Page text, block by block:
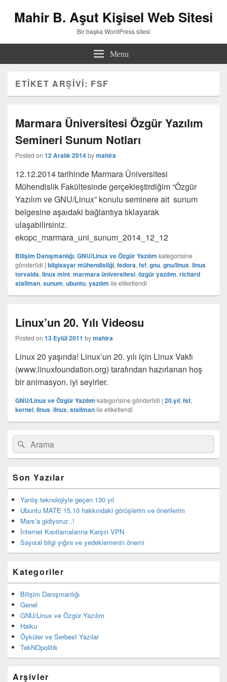
Mahir B. Aşut Kişisel Web Sitesi
Bir başka WordPress sitesi
Menu
ETIKET ARŞIVI: FSF
Marmara Üniversitesi Özgür Yazılım
Semineri Sunum Notları
Posted on 12 Aralık 2014bymahira
12.12.2014 tarihinde Marmara Üniversitesi
Mühendislik Fakültesinde gerçekleştirdiğim “Özgür
Yazılım ve GNU/Linux” konulu seminere ait sunum
belgesine aşaıdaki bağlantıya tıklayarak
ulaşabilirsiniz.
ekopc_marmara_uni_sunum_2014_12_12
Bilişim Danışmanlığı, GNU/Linux ve Özgür Yazılım kategorisine
gönderildi | bilgisayar mühendisliği, fedora, fsf, gnu, gnu/linux, linus
torvalds, linux mint, marmara üniversitesi, özgür yazılım, richard
stallman, sunum, ubuntu, yazılım ile etiketlendi
Linux’un 20. Yılı Videosu
Posted on 13 Eylül 2011 bymahira
Linux 20 yaşında! Linux’un 20. yılı için Linux Vakfı
(www.linuxfoundation.org) tarafından hazırlanan hoş
bir animasyon. iyi seyirler.
GNU/Linux ve Özgür Yazılım kategorisine gönderildi | 20.yıl, fsf,
kernel, linus, linux, stallmanile etiketlendi
Birincil
bar
eklenti
Search
for:
Ara
Son Yazılar
Yanlış teknolojiyle geçen 130 yıl
Ubuntu MATE 15.10 hakkındaki görüşlerim ve önerilerim
Mars’a gidiyoruz..!
İnternet Kısıtlamalarına Karşın VPN
Sayısal bilgi yığını ve yedeklemenin önemi
Kategoriler
Bilişim Danışmanlığı
Genel
GNU/Linux ve Özgür Yazılım
Haiku
Öyküler ve Serbest Yazılar
TekNOpolitik
Arşivler